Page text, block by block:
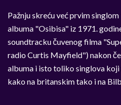
Pažnju skreću već prvim
albuma "Osibisa" iz 1971.
soundtracku čuvenog filma
radio Curtis Mayfield") nakon
albuma i isto toliko singlova
kako na britanskim tako i na